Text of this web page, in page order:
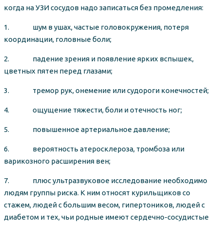
когда на УЗИ сосудов надо записаться без промедления:
1. шум в ушах, частые головокружения, потеря
координации, головные боли;
2. падение зрения и появление ярких вспышек,
цветных пятен перед глазами;
3. тремор рук, онемение или судороги конечностей;
4. ощущение тяжести, боли и отечность ног;
5. повышенное артериальное давление;
6. вероятность атеросклероза, тромбоза или
варикозного расширения вен;
7. плюс ультразвуковое исследование необходимо
людям группы риска. К ним относят курильщиков со
стажем, людей с большим весом, гипертоников, людей с
диабетом и тех, чьи родные имеют сердечно-сосудистые